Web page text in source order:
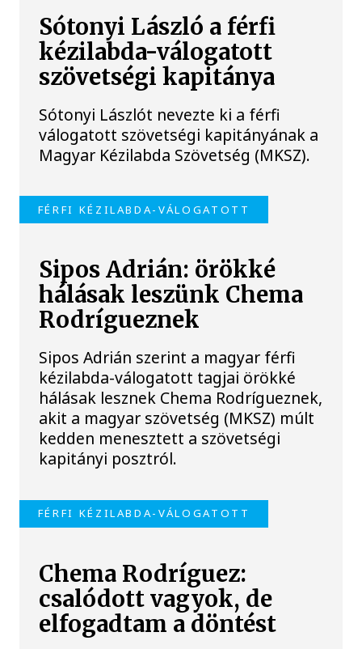
Sótonyi László a férfi
kézilabda-válogatott
szövetségi kapitánya
Sótonyi Lászlót nevezte ki a férfi
válogatott szövetségi kapitányának a
Magyar Kézilabda Szövetség (MKSZ).
FÉRFI KÉZILABDA-VÁLOGATOTT
Sipos Adrián: örökké
hálásak leszünk Chema
Rodrígueznek
Sipos Adrián szerint a magyar férfi
kézilabda-válogatott tagjai örökké
hálásak lesznek Chema Rodrígueznek,
akit a magyar szövetség (MKSZ) múlt
kedden menesztett a szövetségi
kapitányi posztról.
FÉRFI KÉZILABDA-VÁLOGATOTT
Chema Rodríguez:
csalódott vagyok, de
elfogadtam a döntést